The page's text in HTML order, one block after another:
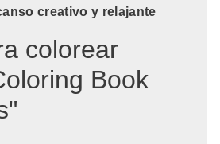
creativo y relajante
colorear
Book